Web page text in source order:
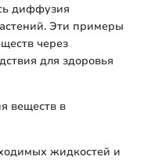
диффузия
Эти примеры
через
для здоровья
веществ в
жидкостей и